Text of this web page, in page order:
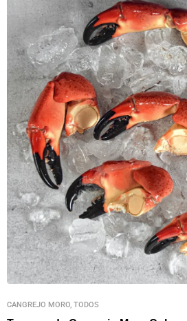
CANGREJO MORO, TODOS